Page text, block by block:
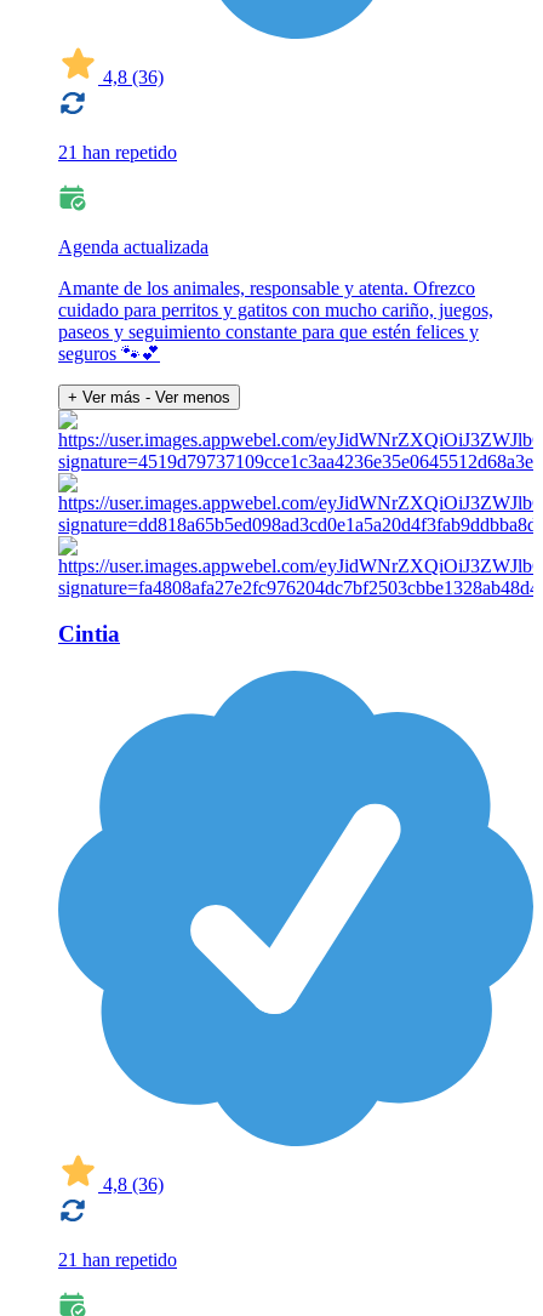
4,8 (36)
21 han repetido
Agenda actualizada
Amante de los animales, responsable y atenta. Ofrezco
cuidado para perritos y gatitos con mucho cariño, juegos,
paseos y seguimiento constante para que estén felices y
seguros 🐾💕
+ Ver más - Ver menos
Cintia
4,8 (36)
21 han repetido